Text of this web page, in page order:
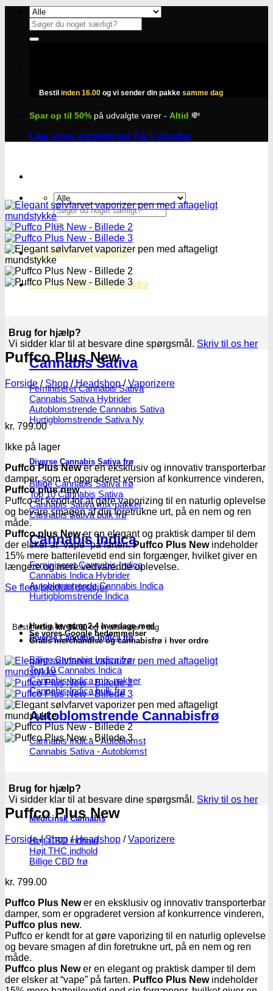
Fortsæt
indhold
Søg
efter:
Bestil inden 16.00 og vi sender din pakke samme dag
Spar op til 50% på udvalgte varer - Altid 💸
Læs vores anmeldelser Gå til rabatter
Søg
efter:
Skunkfrø hos Subseed
Alle Cannabis -og Skunkfrø
Cannabis Sativa
Feminiseret Cannabis Sativa
Cannabis Sativa Hybrider
Autoblomstrende Cannabis Sativa
Hurtigblomstrende Sativa
Diverse Cannabis Sativa frø
Billige Cannabis Sativa frø
Top 10 Cannabis Sativa
Cannabis Sativa mix-pakker
Cannabis Sativa bulk frø
Cannabis Indica
Feminiseret Cannabis Indica
Cannabis Indica Hybrider
Autoblomstrende Cannabis Indica
Hurtigblomstrende Indica
Diverse Cannabis Indica frø
Billige Cannabis Indica frø
Top 10 Cannabis Indica
Cannabis Indica mix-pakker
Cannabis Indica bulk frø
Autoblomstrende Cannabisfrø
Cannabis Indica - Autoblomst
Cannabis Sativa - Autoblomst
Medicinsk Cannabis
Højt CBD indhold
Højt THC indhold
Billige CBD frø
Brug for hjælp?
Vi sidder klar til at besvare dine spørgsmål. Skriv til os her
Puffco Plus New
Forside / Shop / Headshop / Vaporizere
kr. 799.00
Ikke på lager
Puffco Plus Newer en eksklusiv og innovativ transporterbar
damper, som er opgraderet version af konkurrence vinderen,
Puffco plus new.
Puffco er kendt for at gøre vaporizing til en naturlig oplevelse
og bevare smagen af din foretrukne urt, på en nem og ren
måde.
Puffco plus Newer en elegant og praktisk damper til dem
der elsker at “vape” på farten.Puffco Plus Newindeholder
15% mere batterilevetid end sin forgænger, hvilket giver en
længere og mere vedvarende oplevelse.
Se flere produkt detaljer
Bestil indenkl. 16.00og vi afsender i dag
Hurtig levering 2-4 hverdage med
Se vores Google bedømmelser
Gratis merchandise og cannabisfrø i hver ordre
Brug for hjælp?
Vi sidder klar til at besvare dine spørgsmål. Skriv til os her
Puffco Plus New
Forside / Shop / Headshop / Vaporizere
kr. 799.00
Puffco Plus Newer en eksklusiv og innovativ transporterbar
damper, som er opgraderet version af konkurrence vinderen,
Puffco plus new.
Puffco er kendt for at gøre vaporizing til en naturlig oplevelse
og bevare smagen af din foretrukne urt, på en nem og ren
måde.
Puffco plus Newer en elegant og praktisk damper til dem
der elsker at “vape” på farten. Puffco Plus Newindeholder